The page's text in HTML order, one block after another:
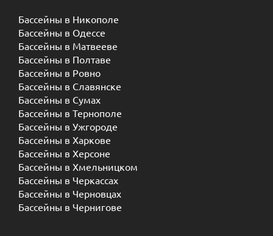
Бассейны в Никополе
Бассейны в Одессе
Бассейны в Матвееве
Бассейны в Полтаве
Бассейны в Ровно
Бассейны в Славянске
Бассейны в Сумах
Бассейны в Тернополе
Бассейны в Ужгороде
Бассейны в Харкове
Бассейны в Херсоне
Бассейны в Хмельницком
Бассейны в Черкассах
Бассейны в Черновцах
Бассейны в Чернигове